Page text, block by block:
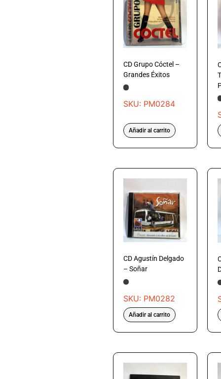
CD Grupo Cóctel –
Grandes Éxitos
SKU: PM0284
Añadir al carrito
CD Agustín Delgado
– Soñar
SKU: PM0282
Añadir al carrito